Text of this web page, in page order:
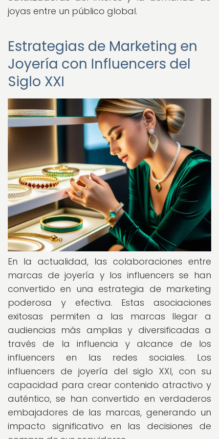
joyas entre un público global.
Estrategias de Marketing en
Joyería con Influencers del
Siglo XXI
En la actualidad, las colaboraciones entre
marcas de joyería y los influencers se han
convertido en una estrategia de marketing
poderosa y efectiva. Estas asociaciones
exitosas permiten a las marcas llegar a
audiencias más amplias y diversificadas a
través de la influencia y alcance de los
influencers en las redes sociales. Los
influencers de joyería del siglo XXI, con su
capacidad para crear contenido atractivo y
auténtico, se han convertido en verdaderos
embajadores de las marcas, generando un
impacto significativo en las decisiones de